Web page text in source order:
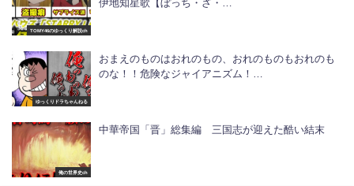
TOMY46のゆっくり解説ch
伊地知星歌【ぼっち・ざ・…
ゆっくりドラちゃんねる
おまえのものはおれのもの、おれのものもおれのも
のな！！危険なジャイアニズム！…
俺の世界史ch
中華帝国「晋」総集編 三国志が迎えた酷い結末